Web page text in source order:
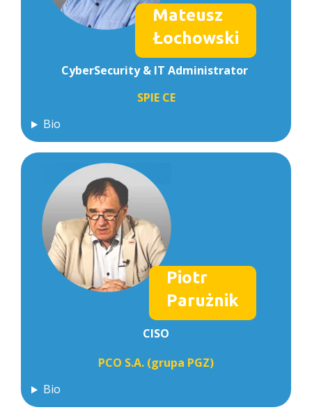
Mateusz
Łochowski
CyberSecurity & IT Administrator
SPIE CE
Bio
Piotr
Parużnik
CISO
PCO S.A. (grupa PGZ)
Bio